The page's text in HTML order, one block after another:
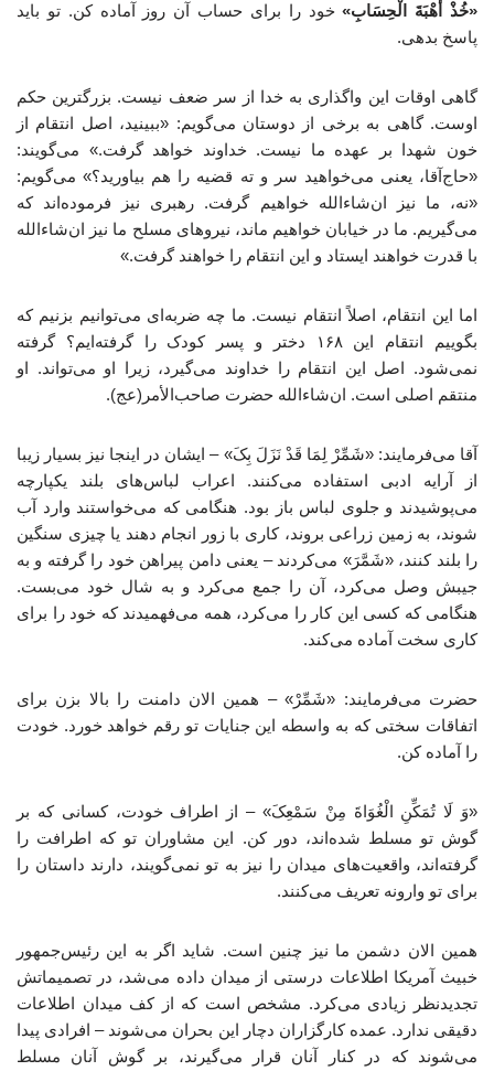
«خُذْ أُهْبَةَ الْحِسَابِ»خود را برای حساب آن روز آماده کن. تو باید
پاسخ بدهی.
گاهی اوقات این واگذاری به خدا از سر ضعف نیست. بزرگترین حکم
اوست. گاهی به برخی از دوستان می‌گویم: «ببینید، اصل انتقام از
خون شهدا بر عهده ما نیست. خداوند خواهد گرفت.» می‌گویند:
«حاج‌آقا، یعنی می‌خواهید سر و ته قضیه را هم بیاورید؟» می‌گویم:
«نه، ما نیز ان‌شاءالله خواهیم گرفت. رهبری نیز فرموده‌اند که
می‌گیریم. ما در خیابان خواهیم ماند، نیروهای مسلح ما نیز ان‌شاءالله
با قدرت خواهند ایستاد و این انتقام را خواهند گرفت.»
اما این انتقام، اصلاً انتقام نیست. ما چه ضربه‌ای می‌توانیم بزنیم که
بگوییم انتقام این ۱۶۸ دختر و پسر کودک را گرفته‌ایم؟ گرفته
نمی‌شود. اصل این انتقام را خداوند می‌گیرد، زیرا او می‌تواند. او
منتقم اصلی است. ان‌شاءالله حضرت صاحب‌الأمر(عج).
آقا می‌فرمایند: «شَمِّرْ لِمَا قَدْ نَزَلَ بِکَ» – ایشان در اینجا نیز بسیار زیبا
از آرایه ادبی استفاده می‌کنند. اعراب لباس‌های بلند یکپارچه
می‌پوشیدند و جلوی لباس باز بود. هنگامی که می‌خواستند وارد آب
شوند، به زمین زراعی بروند، کاری با زور انجام دهند یا چیزی سنگین
را بلند کنند، «شَمَّرَ» می‌کردند – یعنی دامن پیراهن خود را گرفته و به
جیبش وصل می‌کرد، آن را جمع می‌کرد و به شال خود می‌بست.
هنگامی که کسی این کار را می‌کرد، همه می‌فهمیدند که خود را برای
کاری سخت آماده می‌کند.
حضرت می‌فرمایند: «شَمِّرْ» – همین الان دامنت را بالا بزن برای
اتفاقات سختی که به واسطه این جنایات تو رقم خواهد خورد. خودت
را آماده کن.
«وَ لَا تُمَکِّنِ الْغُوَاةَ مِنْ سَمْعِکَ» – از اطراف خودت، کسانی که بر
گوش تو مسلط شده‌اند، دور کن. این مشاوران تو که اطرافت را
گرفته‌اند، واقعیت‌های میدان را نیز به تو نمی‌گویند، دارند داستان را
برای تو وارونه تعریف می‌کنند.
همین الان دشمن ما نیز چنین است. شاید اگر به این رئیس‌جمهور
خبیث آمریکا اطلاعات درستی از میدان داده می‌شد، در تصمیماتش
تجدیدنظر زیادی می‌کرد. مشخص است که از کف میدان اطلاعات
دقیقی ندارد. عمده کارگزاران دچار این بحران می‌شوند – افرادی پیدا
می‌شوند که در کنار آنان قرار می‌گیرند، بر گوش آنان مسلط